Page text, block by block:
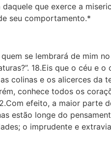
que exerce a
seu comportamento.*
se lembrará de mim
18.Eis que o céu e
colinas e os alicerces
conhece todos os
efeito, a maior parte
estão longe do
o imprudente e